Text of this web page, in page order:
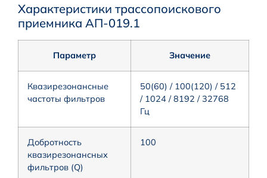
Характеристики трассопоискового
приемника АП-019.1
Параметр Значение
Квазирезонансные
частоты фильтров
50(60) / 100(120) / 512
/ 1024 / 8192 / 32768
Гц
Добротность
квазирезонансных
фильтров (Q)
100